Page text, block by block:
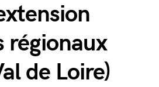
régionaux
de Loire)